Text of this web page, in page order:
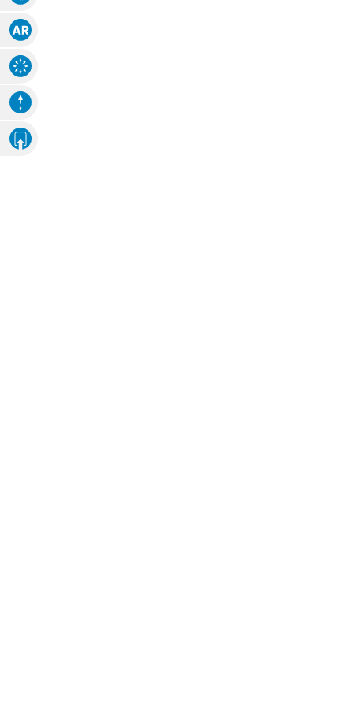
Augmented Reality
Explosions-Zeichnung
Animation
Eigenes Ambiente